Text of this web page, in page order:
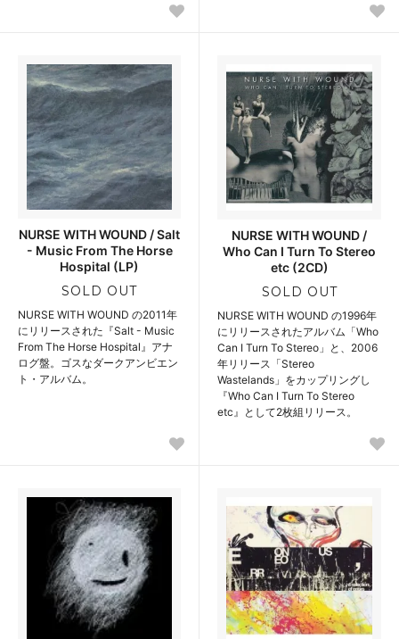
NURSE WITH WOUND / Salt
- Music From The Horse
Hospital (LP)
SOLD OUT
NURSE WITH WOUND の2011年
にリリースされた『Salt - Music
From The Horse Hospital』アナ
ログ盤。ゴスなダークアンビエン
ト・アルバム。
NURSE WITH WOUND /
Who Can I Turn To Stereo
etc (2CD)
SOLD OUT
NURSE WITH WOUND の1996年
にリリースされたアルバム「Who
Can I Turn To Stereo」と、2006
年リリース「Stereo
Wastelands」をカップリングし
『Who Can I Turn To Stereo
etc』として2枚組リリース。